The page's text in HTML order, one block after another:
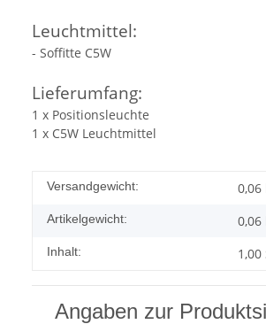
Leuchtmittel:
- Soffitte C5W
Lieferumfang:
1 x Positionsleuchte
1 x C5W Leuchtmittel
Versandgewicht: 0,06
Artikelgewicht: 0,06
Inhalt: 1,00
Angaben zur